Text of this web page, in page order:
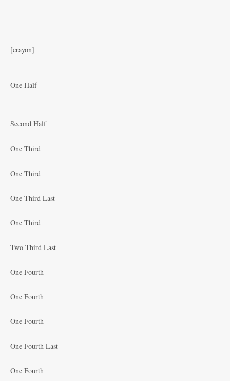
[crayon]
One Half
Second Half
One Third
One Third
One Third Last
One Third
Two Third Last
One Fourth
One Fourth
One Fourth
One Fourth Last
One Fourth